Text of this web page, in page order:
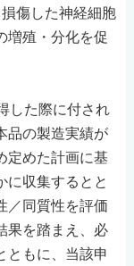
傷した神経細胞
増殖・分化を促
した際に付され
品の製造実績が
定めた計画に基
に収集するとと
／同質性を評価
果を踏まえ、必
ともに、当該申